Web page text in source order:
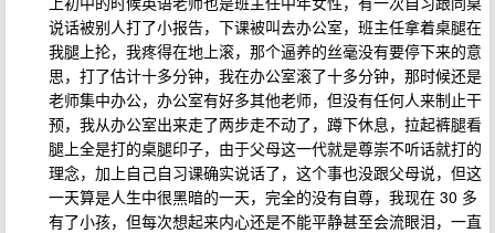
说话被别人打了小报告，下课被叫去办公室，班主任拿着桌腿在
我腿上抡，我疼得在地上滚，那个逼养的丝毫没有要停下来的意
思，打了估计十多分钟，我在办公室滚了十多分钟，那时候还是
老师集中办公，办公室有好多其他老师，但没有任何人来制止干
预，我从办公室出来走了两步走不动了，蹲下休息，拉起裤腿看
腿上全是打的桌腿印子，由于父母这一代就是尊崇不听话就打的
理念，加上自己自习课确实说话了，这个事也没跟父母说，但这
一天算是人生中很黑暗的一天，完全的没有自尊，我现在 30 多
有了小孩，但每次想起来内心还是不能平静甚至会流眼泪，一直